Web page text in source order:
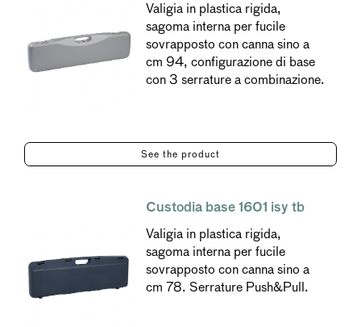
Valigia in plastica rigida,
sagoma interna per fucile
sovrapposto con canna sino a
cm 94, configurazione di base
con 3 serrature a combinazione.
See the product
Custodia base 1601 isy tb
Valigia in plastica rigida,
sagoma interna per fucile
sovrapposto con canna sino a
cm 78. Serrature Push&Pull.